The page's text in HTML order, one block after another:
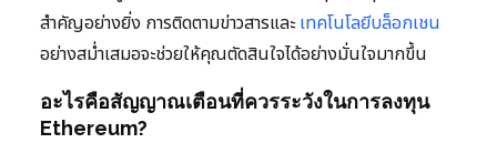
สำคัญอย่างยิ่ง การติดตามข่าวสารและเทคโนโลยีบล็อกเชน
อย่างสม่ำเสมอจะช่วยให้คุณตัดสินใจได้อย่างมั่นใจมากขึ้น
อะไรคือสัญญาณเตือนที่ควรระวังในการลงทุน
Ethereum?